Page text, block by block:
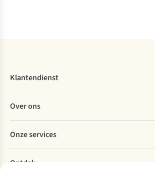
Klantendienst
Bestellen
Betalen
Levering
Retourneren
Bestelling herroepen
Over ons
Explore More
Verantwoord ondernemen
Over Ayacucho
Onze services
Ontdek